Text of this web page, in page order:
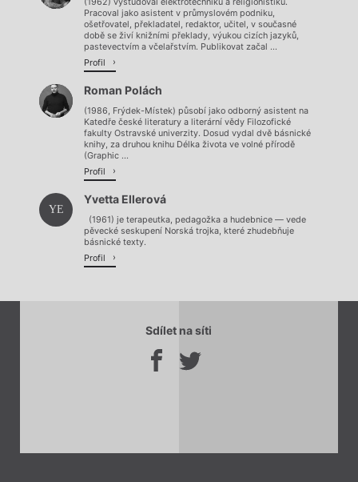
(1962) vystudoval elektrotechniku a religionistiku.
Pracoval jako asistent v průmyslovém podniku,
ošetřovatel, překladatel, redaktor, učitel, v současné
době se živí knižními překlady, výukou cizích jazyků,
pastevectvím a včelařstvím. Publikovat začal ...
Profil
Roman Polách
(1986, Frýdek-Místek) působí jako odborný asistent na
Katedře české literatury a literární vědy Filozofické
fakulty Ostravské univerzity. Dosud vydal dvě básnické
knihy, za druhou knihu Délka života ve volné přírodě
(Graphic ...
Profil
YE
Yvetta Ellerová
(1961) je terapeutka, pedagožka a hudebnice — vede
pěvecké seskupení Norská trojka, které zhudebňuje
básnické texty.
Profil
Sdílet na síti